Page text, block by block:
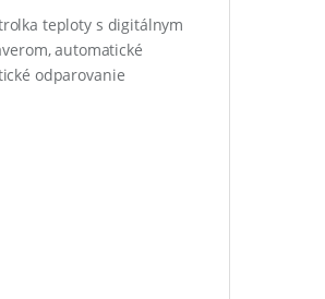
teploty s digitálnym
automatické
odparovanie